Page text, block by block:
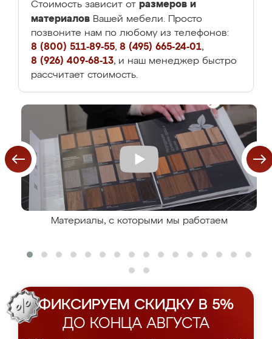
Стоимость зависит от размеров и
материалов Вашей мебели. Просто
позвоните нам по любому из телефонов:
8 (800) 511-89-55, 8 (495) 665-24-01,
8 (926) 409-68-13, и наш менеджер быстро
рассчитает стоимость.
Материалы, с которыми мы работаем
ФИКСИРУЕМ СКИДКУ В 5%
ДО КОНЦА АВГУСТА